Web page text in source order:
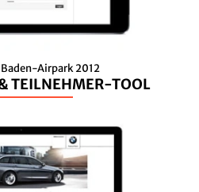
Airpark 2012
TEILNEHMER-TOOL